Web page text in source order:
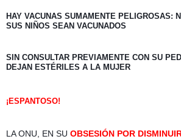
HAY VACUNAS SUMAMENTE PELIGROSAS:
SUS NIÑOS SEAN VACUNADOS
SIN CONSULTAR PREVIAMENTE CON SU
DEJAN ESTÉRILES A LA MUJER
¡ESPANTOSO!
LA ONU, EN SU OBSESIÓN POR